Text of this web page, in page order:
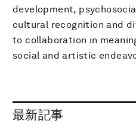
development,
cultural recognition and
to collaboration in
social and artistic
最新記事